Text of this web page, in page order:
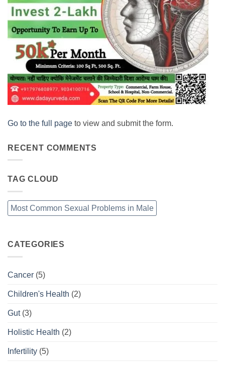
Go to the full page to view and submit the form.
RECENT COMMENTS
TAG CLOUD
Most Common Sexual Problems in Male
CATEGORIES
Cancer (5)
Children's Health (2)
Gut(3)
Holistic Health (2)
Infertility (5)